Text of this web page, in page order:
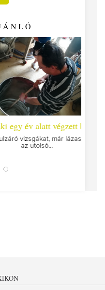
végzett borász #25
már lázasan készülünk